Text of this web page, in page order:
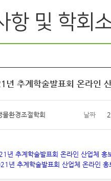
항 및 학회
년 추계학술발표회 온라인
물환경조절학회 날짜
년 추계학술발표회 온라인 산업체 홍
년 추계학술발표회 산업체 온라인